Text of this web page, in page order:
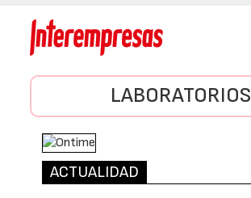
LABORATORIOS
ACTUALIDAD